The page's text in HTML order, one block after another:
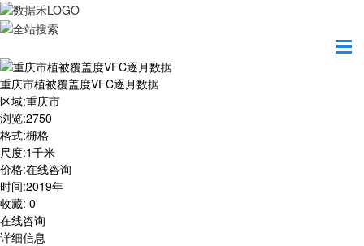
重庆市植被覆盖度VFC逐月数据
区域:重庆市
浏览:2750
格式:栅格
尺度:1千米
价格:在线咨询
时间:2019年
收藏: 0
在线咨询
详细信息